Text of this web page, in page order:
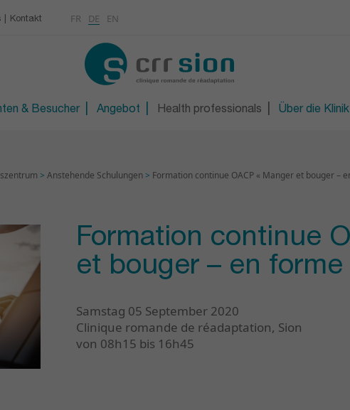
Kontakt FR DE EN
& Besucher Angebot
Orthopädietechnische
Technische Orthopädie des
Health professionals Über die Klinik
> Anstehende Schulungen> Formation continue OACP « Manger et bouger –
Formation continue
et bouger – en
Samstag 05 September 2020
Clinique romande de réadaptation, Sion
von 08h15 bis 16h45